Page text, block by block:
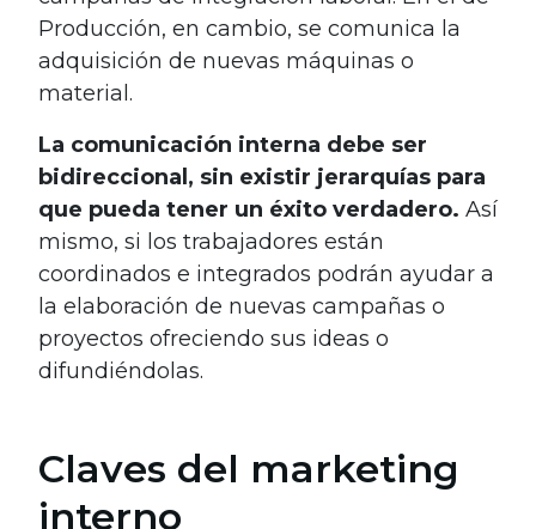
Producción, en cambio, se comunica la
adquisición de nuevas máquinas o
material.
La comunicación interna debe ser
bidireccional, sin existir jerarquías para
que pueda tener un éxito verdadero. Así
mismo, si los trabajadores están
coordinados e integrados podrán ayudar a
la elaboración de nuevas campañas o
proyectos ofreciendo sus ideas o
difundiéndolas.
Claves del marketing
interno